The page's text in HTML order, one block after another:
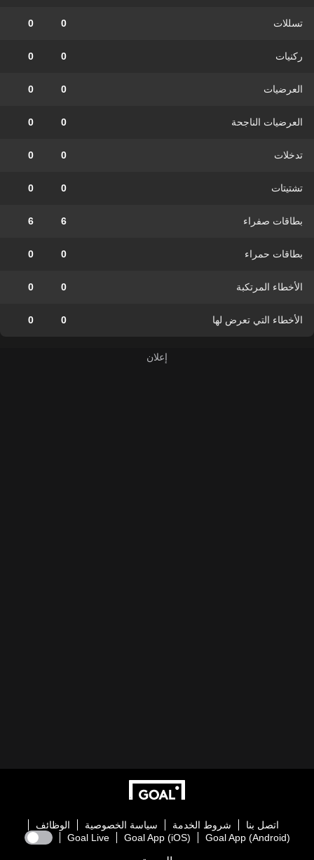
تسللات 0
0
ركنيات 0
0
العرضيات 0
0
العرضيات الناجحة 0
0
تدخلات 0
0
تشتيتات 0
0
بطاقات صفراء 6
6
بطاقات حمراء 0
0
الأخطاء المرتكبة 0
0
الأخطاء التي تعرض لها 0
0
اتصل بنا شروط الخدمة سياسة الخصوصية
الوظائف
Goal App (Android)
Goal App (iOS)
Goal Live